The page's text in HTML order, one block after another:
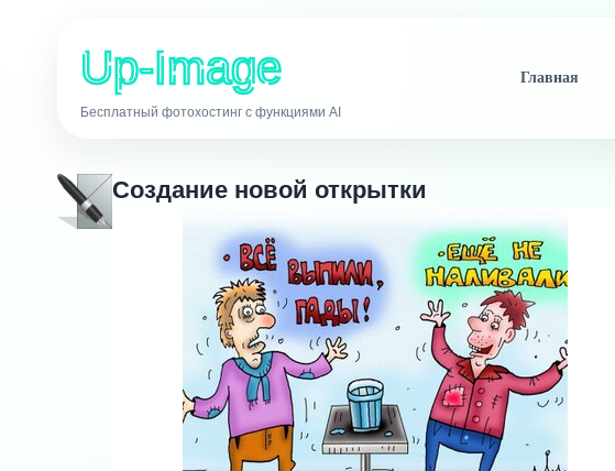
Up-Image
Бесплатный фотохостинг с функциями AI
Главная
Создание новой открытки